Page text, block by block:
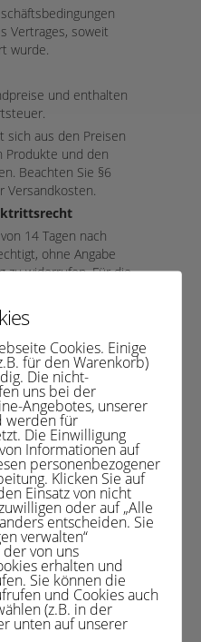
Vertrages, soweit
wurde.
und enthalten
sich aus den Preisen
Produkte und den
Beachten Sie §6
Versandkosten.
14 Tagen nach
ohne Angabe
zu widerrufen. Für die
Der Widerruf bedarf
Weck
Bad Mergentheim
Sie dies wünschen
/ 43453 erfolgen.
Widerrufs sind Sie
der
mit der
Praxiszentrum für
2 in 97980 Bad
für eine
von Ihnen zu
die von uns gelieferte
bestellten entspricht.
Cookies. Einige
für den Warenkorb)
Die nicht-
uns bei der
Angebotes, unserer
werden für
Die Einwilligung
Informationen auf
personenbezogener
Klicken Sie auf
Einsatz von nicht
oder auf „Alle
entscheiden. Sie
verwalten“
von uns
erhalten und
Sie können die
und Cookies auch
(z.B. in der
unten auf unserer